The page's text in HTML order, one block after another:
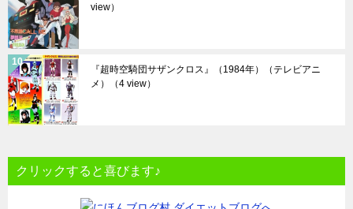
view）
『超時空騎団サザンクロス』（1984年）（テレビアニ
メ）
（4 view）
クリックすると喜びます♪